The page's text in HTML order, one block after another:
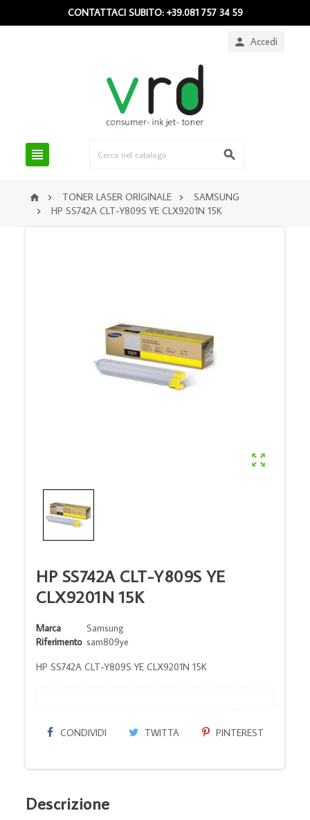
CONTATTACI SUBITO: +39.081 757 34 59
 Accedi
 
  TONER LASER ORIGINALE  SAMSUNG
 HP SS742A CLT-Y809S YE CLX9201N 15K

HP SS742A CLT-Y809S YE
CLX9201N 15K
Marca
Samsung
Riferimento sam809ye
HP SS742A CLT-Y809S YE CLX9201N 15K
CONDIVIDI TWITTA PINTEREST
Descrizione